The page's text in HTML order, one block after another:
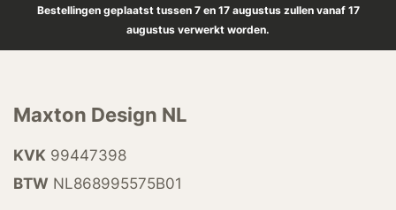
Bestellingen geplaatst tussen 7 en 17 augustus zullen vanaf 17
augustus verwerkt worden.
Maxton Design NL
KVK 99447398
BTW NL868995575B01